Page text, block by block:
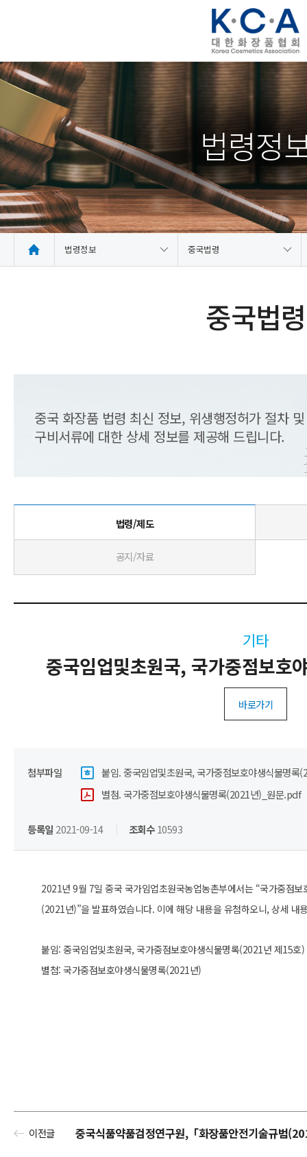
법령정
법령정보 중국법령
중국법령
중국 화장품 법령 최신 정보, 위생행정허가 절차 및
구비서류에 대한 상세 정보를 제공해 드립니다.
법령/제도
공지/자료
기타
중국임업및초원국, 국가중점보호
바로가기
첨부파일
붙임. 중국임업및초원국, 국가중점보호야생식물명
별첨. 국가중점보호야생식물명록(2021년)_원문.pdf
등록일 2021-09-14 조회수10593
2021년 9월 7일 중국 국가임업초원국농업농촌부에서는 “국가중점보
(2021년)”을 발표하였습니다. 이에 해당 내용을 유첨하오니, 상세 내
붙임: 중국임업및초원국, 국가중점보호야생식물명록(2021년 제15호)
별첨: 국가중점보호야생식물명록(2021년)
이전글 중국식품약품검정연구원,「화장품안전기술규범